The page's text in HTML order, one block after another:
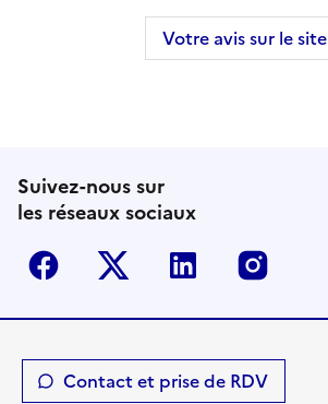
Votre avis sur le site
Suivez-nous sur
les réseaux sociaux
Facebook Twitter-X Linkedin
Contact et prise de RDV